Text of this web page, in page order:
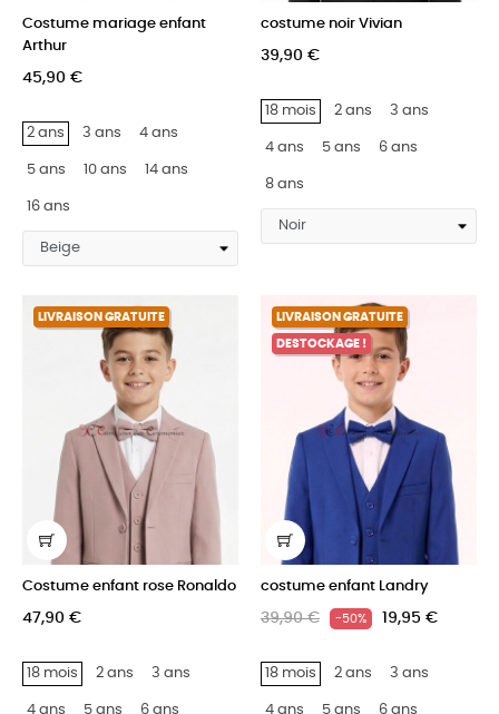
Costume mariage enfant
Arthur
45,90 €
2 ans 3 ans 4 ans
5 ans 10 ans 14 ans
16 ans
costume noir Vivian
39,90 €
18 mois 2 ans 3 ans
4 ans 5 ans 6 ans
8 ans
LIVRAISON GRATUITE
Costume enfant rose Ronaldo
47,90 €
18 mois 2 ans 3 ans
4 ans 5 ans 6 ans
LIVRAISON GRATUITE
DESTOCKAGE !
costume enfant Landry
39,90 € -50% 19,95 €
18 mois 2 ans 3 ans
4 ans 5 ans 6 ans